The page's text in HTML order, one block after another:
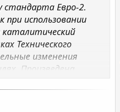
стандарта Евро-2.
использовании
Технического
изменения
Произведена
двигателей прирост
эксплуатации